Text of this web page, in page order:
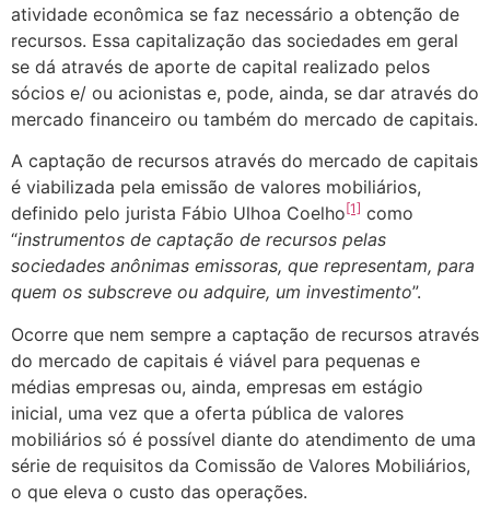
atividade econômica se faz necessário a obtenção de
recursos. Essa capitalização das sociedades em geral
se dá através de aporte de capital realizado pelos
sócios e/ ou acionistas e, pode, ainda, se dar através do
mercado financeiro ou também do mercado de capitais.
A captação de recursos através do mercado de capitais
é viabilizada pela emissão de valores mobiliários,
definido pelo jurista Fábio Ulhoa Coelho[1] como
“instrumentos de captação de recursos pelas
sociedades anônimas emissoras, que representam, para
quem os subscreve ou adquire, um investimento”.
Ocorre que nem sempre a captação de recursos através
do mercado de capitais é viável para pequenas e
médias empresas ou, ainda, empresas em estágio
inicial, uma vez que a oferta pública de valores
mobiliários só é possível diante do atendimento de uma
série de requisitos da Comissão de Valores Mobiliários,
o que eleva o custo das operações.